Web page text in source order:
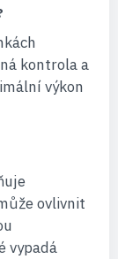
kontrola a
výkon
ovlivnit
vypadá